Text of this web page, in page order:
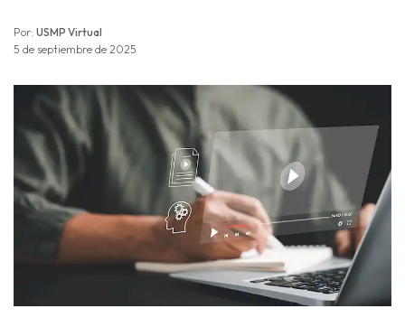
Por: USMP Virtual
5 de septiembre de 2025